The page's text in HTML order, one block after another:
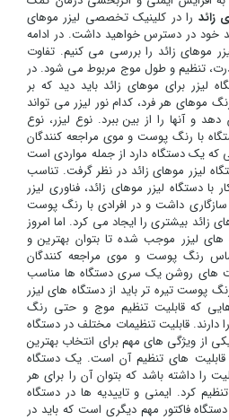
زائد را در کلینیک تخصصی لیزر موهای
خود در دسترس خواهید داشت. در ادامه
موهای زائد را بررسی می کنیم. تفاوت
تنظیم و طول موج مربوط می شود. در
لیزر برای موهای زائد باید دید که بر
موهای هر فرد، کدام نور لیزر می تواند
و آنها را از بین ببرد. نوع لیزر، نوع
با رنگ پوست و موی مراجعه کنندگان
یک دستگاه دارد از جمله مواردی است
لیزر موهای زائد در نظر گرفت. تناسب
دستگاه لیزر موهای زائد، فناوری لیزر
داشت و در افرادی با رنگ پوست
زائد بیشتری را ایجاد می کرد. اما امروز
لیزر موجب شده تا بتوان بهترین و
رنگ پوست و موی مراجعه کنندگان
های روشن یک سری دستگاه ها مناسب
پوست تیره تر باید از دستگاه های لیزر
که قابلیت تنظیم موج و حتی رنگ
دارند. قابلیت تنظیمات مختلف در دستگاه
از ویژگی های مهم برای انتخاب بهترین
قابلیت های تنظیم آن است. یک دستگاه
را داشته باشد که بتوان آن را برای هر
کرد. ایمنی و تاییدیه ها در دستگاه
فاکتور مهم دیگری است که باید در